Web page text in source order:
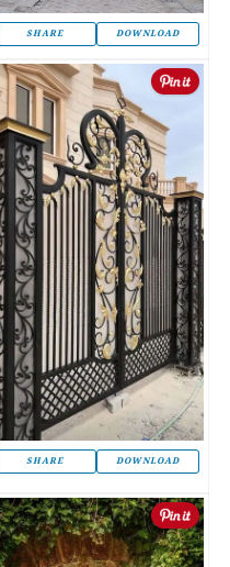
SHARE DOWNLOAD
SHARE DOWNLOAD